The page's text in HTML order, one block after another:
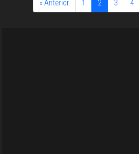
« Anterior 1 2 3 4